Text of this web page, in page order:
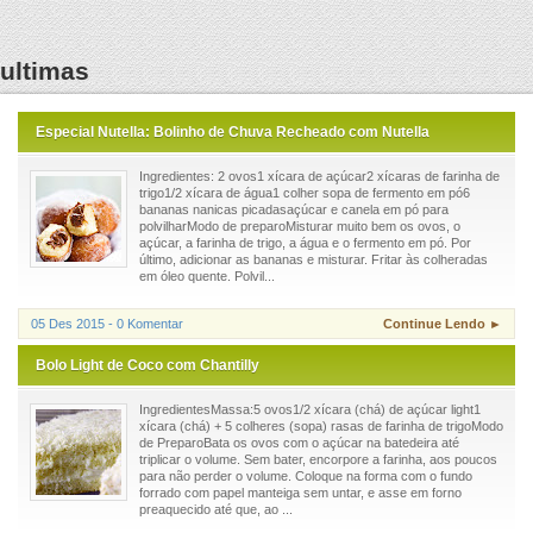
ultimas
Especial Nutella: Bolinho de Chuva Recheado com Nutella
Ingredientes: 2 ovos1 xícara de açúcar2 xícaras de farinha de
trigo1/2 xícara de água1 colher sopa de fermento em pó6
bananas nanicas picadasaçúcar e canela em pó para
polvilharModo de preparoMisturar muito bem os ovos, o
açúcar, a farinha de trigo, a água e o fermento em pó. Por
último, adicionar as bananas e misturar. Fritar às colheradas
em óleo quente. Polvil...
05 Des 2015 - 0 Komentar Continue Lendo ►
Bolo Light de Coco com Chantilly
IngredientesMassa:5 ovos1/2 xícara (chá) de açúcar light1
xícara (chá) + 5 colheres (sopa) rasas de farinha de trigoModo
de PreparoBata os ovos com o açúcar na batedeira até
triplicar o volume. Sem bater, encorpore a farinha, aos poucos
para não perder o volume. Coloque na forma com o fundo
forrado com papel manteiga sem untar, e asse em forno
preaquecido até que, ao ...